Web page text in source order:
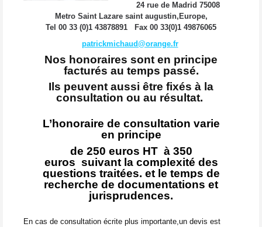
24 rue de Madrid 75008
Metro Saint Lazare saint augustin,Europe,
Tel 00 33 (0)1 43878891 Fax 00 33(0)1 49876065
patrickmichaud@orange.fr
Nos honoraires sont en principe
facturés au temps passé.
Ils peuvent aussi être fixés à la
consultation ou au résultat.
L’honoraire de consultation varie
en principe
de 250 euros HT à 350
euros suivant la complexité des
questions traitées. et le temps de
recherche de documentations et
jurisprudences.
En cas de consultation écrite plus importante,un devis est